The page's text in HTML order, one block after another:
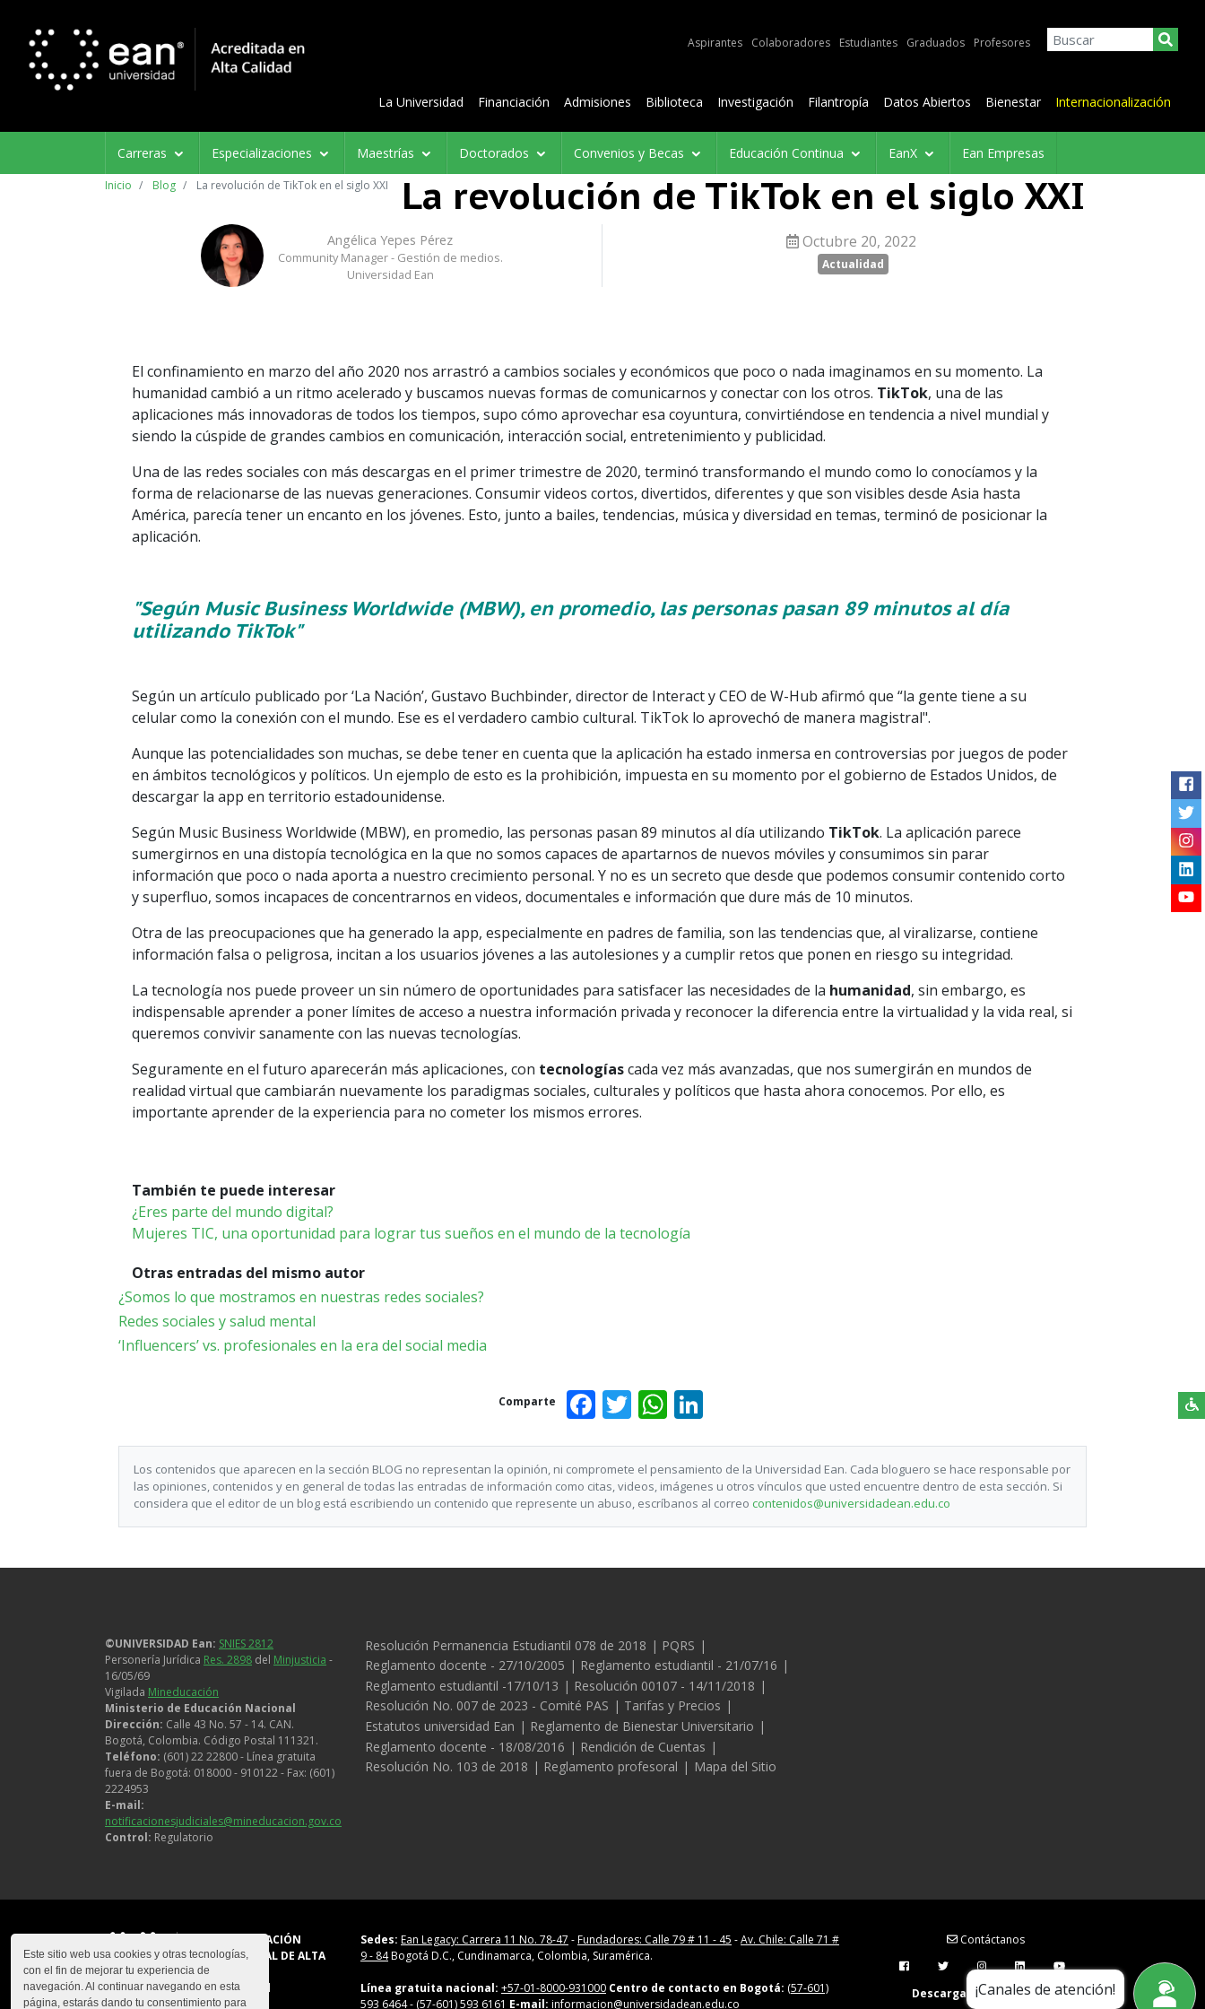
Este sitio web usa cookies y otras tecnologías,
con el fin de mejorar tu experiencia de
navegación. Al continuar navegando en esta
página, estarás dando tu consentimiento para
Aspirantes Colaboradores Estudiantes Graduados Profesores
La Universidad Financiación Admisiones Biblioteca Investigación Filantropía Datos Abiertos Bienestar Internacionalización
Navegación
principal
Carreras Especializaciones Maestrías Doctorados Convenios y Becas Educación Continua EanX Ean Empresas
Inicio Blog La revolución de TikTok en el siglo XXI La revolución de TikTok en el siglo XXI
Angélica Yepes Pérez
Community Manager - Gestión de medios.
Universidad Ean
Octubre 20, 2022
Actualidad
El confinamiento en marzo del año 2020 nos arrastró a cambios sociales y económicos que poco o nada imaginamos en su momento. La
humanidad cambió a un ritmo acelerado y buscamos nuevas formas de comunicarnos y conectar con los otros. TikTok, una de las
aplicaciones más innovadoras de todos los tiempos, supo cómo aprovechar esa coyuntura, convirtiéndose en tendencia a nivel mundial y
siendo la cúspide de grandes cambios en comunicación, interacción social, entretenimiento y publicidad.
Una de las redes sociales con más descargas en el primer trimestre de 2020, terminó transformando el mundo como lo conocíamos y la
forma de relacionarse de las nuevas generaciones. Consumir videos cortos, divertidos, diferentes y que son visibles desde Asia hasta
América, parecía tener un encanto en los jóvenes. Esto, junto a bailes, tendencias, música y diversidad en temas, terminó de posicionar la
aplicación.
"Según Music Business Worldwide (MBW), en promedio, las personas pasan 89 minutos al día
utilizando TikTok"
Según un artículo publicado por ‘La Nación’, Gustavo Buchbinder, director de Interact y CEO de W-Hub afirmó que “la gente tiene a su
celular como la conexión con el mundo. Ese es el verdadero cambio cultural. TikTok lo aprovechó de manera magistral".
Aunque las potencialidades son muchas, se debe tener en cuenta que la aplicación ha estado inmersa en controversias por juegos de poder
en ámbitos tecnológicos y políticos. Un ejemplo de esto es la prohibición, impuesta en su momento por el gobierno de Estados Unidos, de
descargar la app en territorio estadounidense.
Según Music Business Worldwide (MBW), en promedio, las personas pasan 89 minutos al día utilizando TikTok. La aplicación parece
sumergirnos en una distopía tecnológica en la que no somos capaces de apartarnos de nuevos móviles y consumimos sin parar
información que poco o nada aporta a nuestro crecimiento personal. Y no es un secreto que desde que podemos consumir contenido corto
y superfluo, somos incapaces de concentrarnos en videos, documentales e información que dure más de 10 minutos.
Otra de las preocupaciones que ha generado la app, especialmente en padres de familia, son las tendencias que, al viralizarse, contiene
información falsa o peligrosa, incitan a los usuarios jóvenes a las autolesiones y a cumplir retos que ponen en riesgo su integridad.
La tecnología nos puede proveer un sin número de oportunidades para satisfacer las necesidades de la humanidad, sin embargo, es
indispensable aprender a poner límites de acceso a nuestra información privada y reconocer la diferencia entre la virtualidad y la vida real, si
queremos convivir sanamente con las nuevas tecnologías.
Seguramente en el futuro aparecerán más aplicaciones, con tecnologíascada vez más avanzadas, que nos sumergirán en mundos de
realidad virtual que cambiarán nuevamente los paradigmas sociales, culturales y políticos que hasta ahora conocemos. Por ello, es
importante aprender de la experiencia para no cometer los mismos errores.
También te puede interesar
¿Eres parte del mundo digital?
Mujeres TIC, una oportunidad para lograr tus sueños en el mundo de la tecnología
Otras entradas del mismo autor
¿Somos lo que mostramos en nuestras redes sociales?
Redes sociales y salud mental
‘Influencers’ vs. profesionales en la era del social media
Comparte Facebook
TwitterWhatsApp
Los contenidos que aparecen en la sección BLOG no representan la opinión, ni compromete el pensamiento de la Universidad Ean. Cada bloguero se hace responsable por
las opiniones, contenidos y en general de todas las entradas de información como citas, videos, imágenes u otros vínculos que usted encuentre dentro de esta sección. Si
considera que el editor de un blog está escribiendo un contenido que represente un abuso, escríbanos al correo contenidos@universidadean.edu.co
¡Canales de atención!
©UNIVERSIDAD Ean: SNIES 2812
Personería Jurídica Res. 2898 del Minjusticia -
16/05/69
Vigilada Mineducación
Ministerio de Educación Nacional
Dirección: Calle 43 No. 57 - 14. CAN.
Bogotá, Colombia. Código Postal 111321.
Teléfono: (601) 22 22800 - Línea gratuita
fuera de Bogotá: 018000 - 910122 - Fax: (601)
2224953
E-mail:
notificacionesjudiciales@mineducacion.gov.co
Control: Regulatorio
Legales
Resolución Permanencia Estudiantil 078 de 2018
PQRS
Reglamento docente - 27/10/2005
Reglamento estudiantil - 21/07/16
Reglamento estudiantil -17/10/13
Resolución 00107 - 14/11/2018
Resolución No. 007 de 2023 - Comité PAS
Tarifas y Precios
Estatutos universidad Ean
Reglamento de Bienestar Universitario
Reglamento docente - 18/08/2016
Rendición de Cuentas
Resolución No. 103 de 2018
Reglamento profesoral Mapa del Sitio
CON ACREDITACIÓN
INSTITUCIONAL DE ALTA
CALIDAD
Res. 023654
del
Mineducación
Sedes: Ean Legacy: Carrera 11 No. 78-47 -Fundadores: Calle 79 # 11 - 45 -Av. Chile: Calle 71 #
9 - 84Bogotá D.C., Cundinamarca, Colombia, Suramérica.
Línea gratuita nacional: +57-01-8000-931000 Centro de contacto en Bogotá: (57-601)
593 6464- (57-601) 593 6161 E-mail: informacion@universidadean.edu.co
Contáctanos
Descarga nuestra app en: